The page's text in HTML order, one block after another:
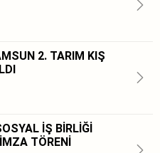
2. TARIM KIŞ
İŞ BİRLİĞİ
TÖRENİ